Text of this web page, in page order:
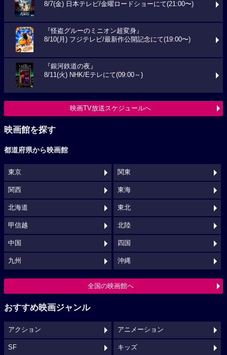
8/7(金) 日本テレビ/金曜ロードショーにて(21:00〜)
『怪盗グルーのミニオン超変身』
8/10(月) フジテレビ/最新作公開記念にて(19:00〜)
『銀河鉄道の夜』
8/11(火) NHK/Eテレにて(09:00～)
映画TV放送スケジュールへ
映画館を探す
都道府県から映画館
東京 関東
関西 東海
北海道 東北
甲信越 北陸
中国 四国
九州 沖縄
全国の映画館へ
おすすめ映画ジャンル
アクション アニメーション
SF キッズ